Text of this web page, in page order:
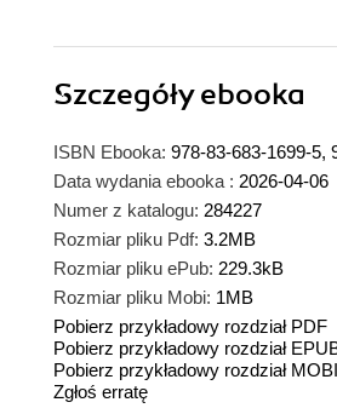
Szczegółyebooka
ISBN Ebooka: 978-83-683-1699-5,
Data wydania ebooka : 2026-04-06
Numer z katalogu: 284227
Rozmiar pliku Pdf: 3.2MB
Rozmiar pliku ePub: 229.3kB
Rozmiar pliku Mobi: 1MB
Pobierz przykładowy rozdział PDF
Pobierz przykładowy rozdział
Pobierz przykładowy rozdział MOBI
Zgłoś erratę